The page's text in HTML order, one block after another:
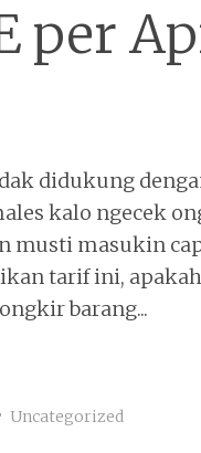
per
didukung
kalo ngecek
musti masukin
tarif ini,
barang...
Uncategorized